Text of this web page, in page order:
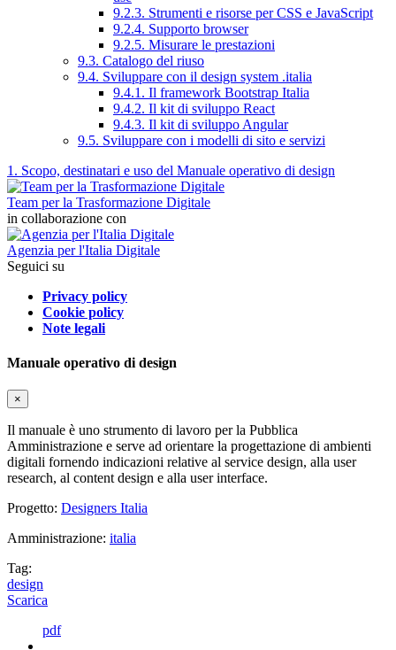
9.2.3. Strumenti e risorse per CSS e JavaScript
9.2.4. Supporto browser
9.2.5. Misurare le prestazioni
9.3. Catalogo del riuso
9.4. Sviluppare con il design system .italia
9.4.1. Il framework Bootstrap Italia
9.4.2. Il kit di sviluppo React
9.4.3. Il kit di sviluppo Angular
9.5. Sviluppare con i modelli di sito e servizi
1. Scopo, destinatari e uso del Manuale operativo di design
Team per la Trasformazione Digitale
in collaborazione con
Agenzia per l'Italia Digitale
Seguici su
Privacy policy
Cookie policy
Note legali
Manuale operativo di design
×
Il manuale è uno strumento di lavoro per la Pubblica
Amministrazione e serve ad orientare la progettazione di ambienti
digitali fornendo indicazioni relative al service design, alla user
research, al content design e alla user interface.
Progetto: Designers Italia
Amministrazione: italia
Tag:
design
Scarica
pdf